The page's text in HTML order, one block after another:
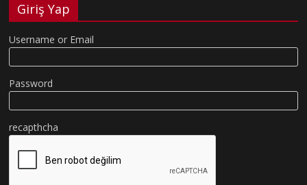
Giriş Yap
Username or Email
Password
recapthcha